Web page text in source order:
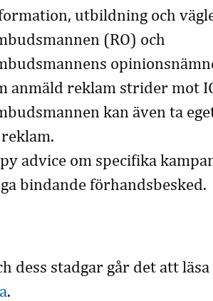
utbildning och
(RO) och
anmäld reklam strider mot
kan även ta
advice om specifika
bindande förhandsbesked.
dess stadgar går det att
.